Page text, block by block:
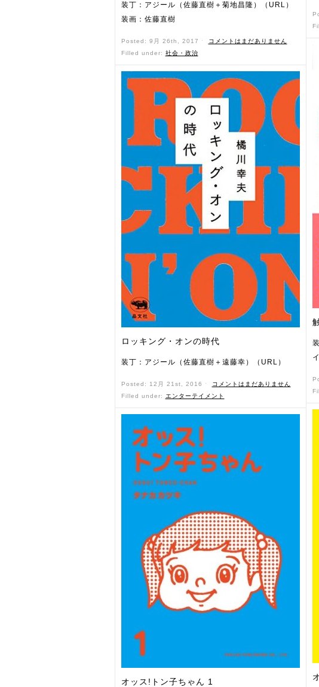
装丁：アジール（佐藤直樹＋菊地昌隆）（URL）
装画：佐藤直樹
Posted: 9月 26th, 2017 ˑ
コメントはまだありません
Filled under: 社会・政治
ロッキング・オンの時代
装丁：アジール（佐藤直樹＋遠藤幸）（URL）
Posted: 12月 21st, 2016 ˑ
コメントはまだありません
Filled under:
エンターテイメント
オッス!トン子ちゃん 1